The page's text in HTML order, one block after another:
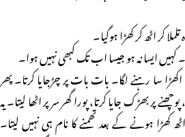
کر اٹھ کر کھڑا ہوگیا۔
کہیں ایسا نہ ہو جیسا اب تک کبھی نہیں ہوا۔
سا رہنے لگا۔ بات بات پر چڑجایا کرتا۔ پھر
پر بھڑک جایا کرتا، پورا گھر سر پر اٹھا لیتا۔ یہ
ہونے کے بعد تھمنے کا نام ہی نہیں لیتا۔